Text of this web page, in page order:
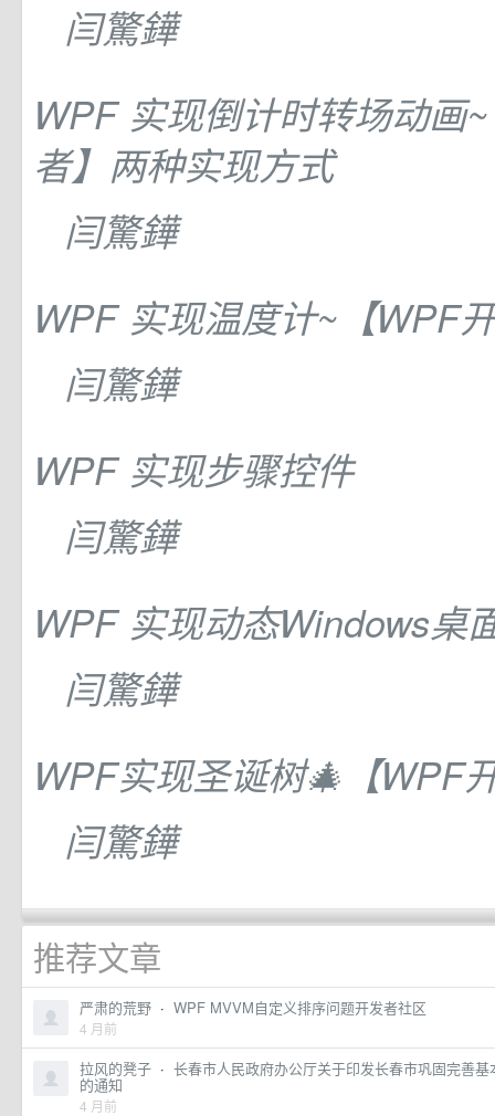
闫驚鏵
WPF 实现倒计时转场动画
者】两种实现方式
闫驚鏵
WPF 实现温度计~【WPF
闫驚鏵
WPF 实现步骤控件
闫驚鏵
WPF 实现动态Windows桌
闫驚鏵
WPF实现圣诞树🎄【WPF
闫驚鏵
推荐文章
严肃的荒野 · WPF MVVM自定义排序问题开发者社区
4 月前
拉风的凳子 · 长春市人民政府办公厅关于印发长春市巩固完善
的通知
4 月前